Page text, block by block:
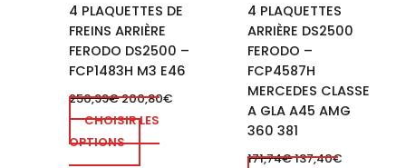
4 PLAQUETTES DE
FREINS ARRIÈRE
FERODO DS2500 –
FCP1483H M3 E46
250,99€200,80€
CHOISIR LES
OPTIONS
4 PLAQUETTES
ARRIÈRE DS2500
FERODO –
FCP4587H
MERCEDES CLASSE
A GLA A45 AMG
360 381
171,74€137,40€